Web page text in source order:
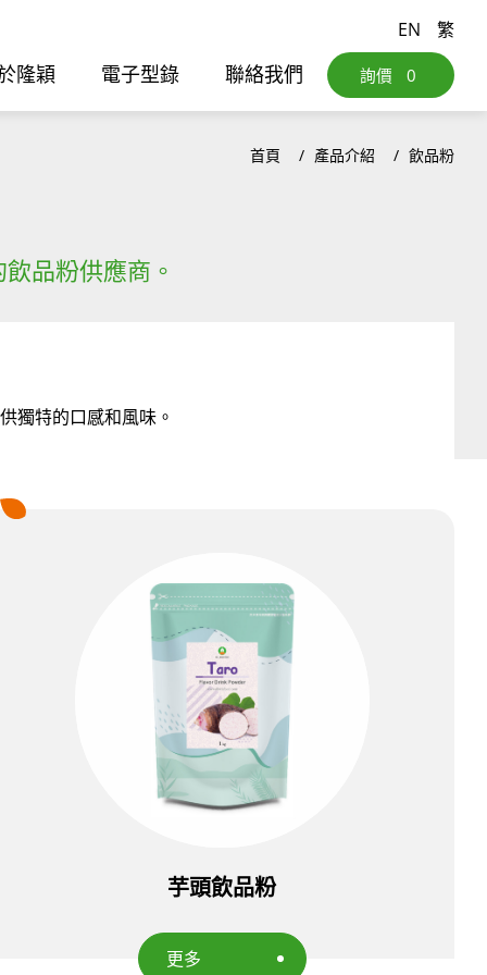
繁
EN
隆穎 電子型錄 聯絡我們 詢價 0
首頁 產品介紹 飲品粉
品粉供應商。
獨特的口感和風味。
芋頭飲品粉
更多